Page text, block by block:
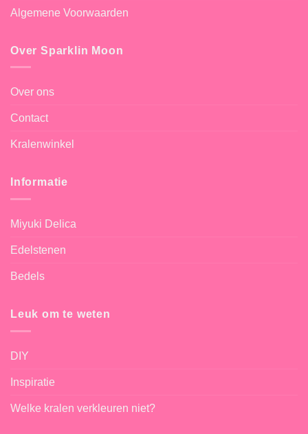
Algemene Voorwaarden
Over Sparklin Moon
Over ons
Contact
Kralenwinkel
Informatie
Miyuki Delica
Edelstenen
Bedels
Leuk om te weten
DIY
Inspiratie
Welke kralen verkleuren niet?